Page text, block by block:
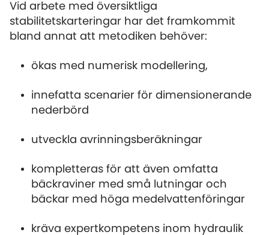
Vid arbete med översiktliga
stabilitetskarteringar har det framkommit
bland annat att metodiken behöver:
ökas med numerisk modellering,
innefatta scenarier för dimensionerande
nederbörd
utveckla avrinningsberäkningar
kompletteras för att även omfatta
bäckraviner med små lutningar och
bäckar med höga medelvattenföringar
kräva expertkompetens inom hydraulik